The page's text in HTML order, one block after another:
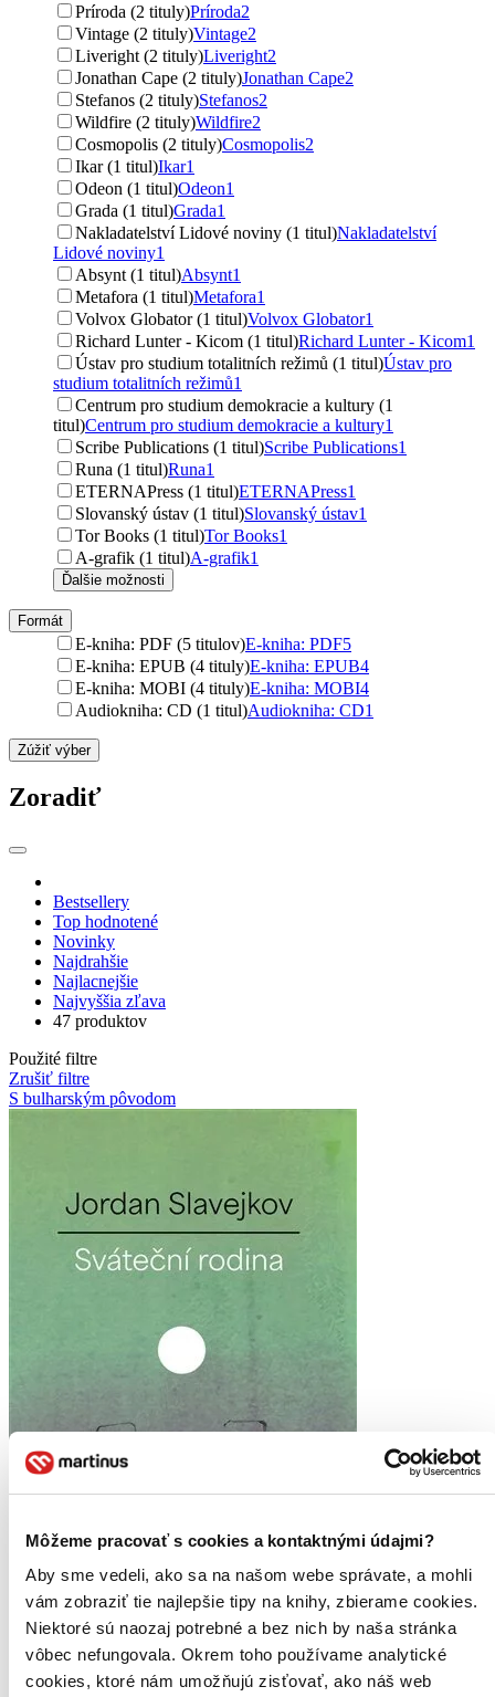
Môžeme pracovať s cookies a kontaktnými údajmi?
Aby sme vedeli, ako sa na našom webe správate, a mohli
vám zobraziť tie najlepšie tipy na knihy, zbierame cookies.
Niektoré sú naozaj potrebné a bez nich by naša stránka
vôbec nefungovala. Okrem toho používame analytické
cookies, ktoré nám umožňujú zisťovať, ako náš web
Príroda (2 tituly)Príroda2
Vintage (2 tituly)Vintage2
Liveright (2 tituly)Liveright2
Jonathan Cape (2 tituly)Jonathan Cape2
Stefanos (2 tituly)Stefanos2
Wildfire (2 tituly)Wildfire2
Cosmopolis (2 tituly)Cosmopolis2
Ikar (1 titul)Ikar1
Odeon (1 titul)Odeon1
Grada (1 titul)Grada1
Nakladatelství Lidové noviny (1 titul)Nakladatelství
Lidové noviny1
Absynt (1 titul)Absynt1
Metafora (1 titul)Metafora1
Volvox Globator (1 titul)Volvox Globator1
Richard Lunter - Kicom (1 titul)Richard Lunter - Kicom1
Ústav pro studium totalitních režimů (1 titul)Ústav pro
studium totalitních režimů1
Centrum pro studium demokracie a kultury (1
titul)Centrum pro studium demokracie a kultury1
Scribe Publications (1 titul)Scribe Publications1
Runa (1 titul)Runa1
ETERNAPress (1 titul)ETERNAPress1
Slovanský ústav (1 titul)Slovanský ústav1
Tor Books (1 titul)Tor Books1
A-grafik (1 titul)A-grafik1
Ďalšie možnosti
Formát
E-kniha: PDF (5 titulov)E-kniha: PDF5
E-kniha: EPUB (4 tituly)E-kniha: EPUB4
E-kniha: MOBI (4 tituly)E-kniha: MOBI4
Audiokniha: CD (1 titul)Audiokniha: CD1
Zúžiť výber
Zoradiť
Bestsellery
Top hodnotené
Novinky
Najdrahšie
Najlacnejšie
Najvyššia zľava
47 produktov
Použité filtre
Zrušiť filtre
S bulharským pôvodom
Sváteční rodina
CZ